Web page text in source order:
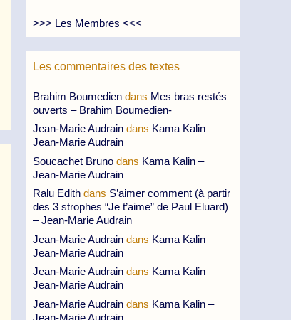
>>> Les Membres <<<
Les commentaires des textes
Brahim Boumedien dans Mes bras restés
ouverts – Brahim Boumedien-
Jean-Marie Audrain dans Kama Kalin –
Jean-Marie Audrain
Soucachet Bruno dans Kama Kalin –
Jean-Marie Audrain
Ralu Edith dans S’aimer comment (à partir
des 3 strophes “Je t’aime” de Paul Eluard)
– Jean-Marie Audrain
Jean-Marie Audrain dans Kama Kalin –
Jean-Marie Audrain
Jean-Marie Audrain dans Kama Kalin –
Jean-Marie Audrain
Jean-Marie Audrain dans Kama Kalin –
Jean-Marie Audrain